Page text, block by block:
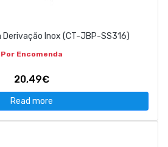
Inox (CT-JBP-SS316)
Por Encomenda
20,49€
Read more